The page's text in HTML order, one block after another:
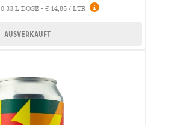
0,33 L DOSE - € 14,85 / LTR
Ausverkauft